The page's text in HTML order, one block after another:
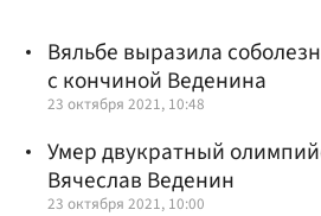
Вяльбе выразила
с кончиной Веденина
23 октября 2021, 10:48
Умер двукратный
Вячеслав Веденин
23 октября 2021, 10:00